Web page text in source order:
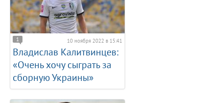
1 10 ноября 2022 в 15:41
Владислав Калитвинцев:
«Очень хочу сыграть за
сборную Украины»